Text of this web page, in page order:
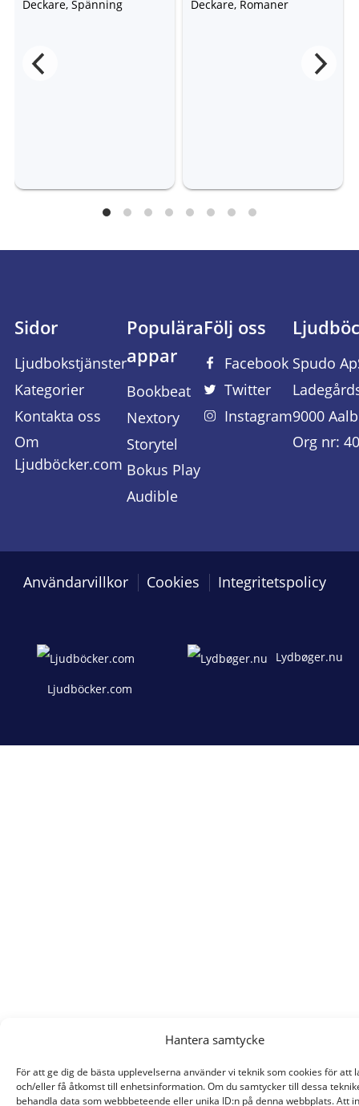
Hantera samtycke
För att ge dig de bästa upplevelserna använder vi teknik som cookies för att
och/eller få åtkomst till enhetsinformation. Om du samtycker till dessa
behandla data som webbbeteende eller unika ID:n på denna webbplats. Att
Deckare, Spänning
Deckare, Romaner
Sidor
Ljudbokstjänster
Kategorier
Kontakta oss
Om
Ljudböcker.com
Populära
appar
Bookbeat
Nextory
Storytel
Bokus Play
Audible
Följ oss
Facebook
Twitter
Instagram
Spudo
9000
Org nr:
Användarvillkor Cookies Integritetspolicy
Ljudböcker.com
Lydbøger.nu